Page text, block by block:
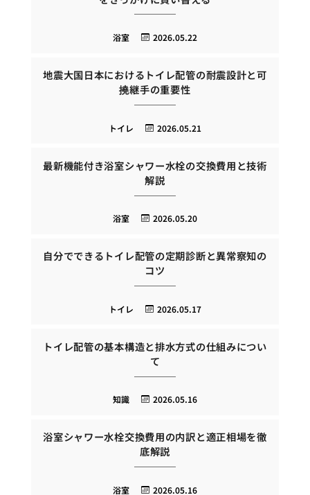
2026.05.22
浴室
地震大国日本におけるトイレ配管の耐震設計と可
撓継手の重要性
2026.05.21
トイレ
最新機能付き浴室シャワー水栓の交換費用と技術
解説
2026.05.20
浴室
自分でできるトイレ配管の定期診断と異常察知の
コツ
2026.05.17
トイレ
トイレ配管の基本構造と排水方式の仕組みについ
て
2026.05.16
知識
浴室シャワー水栓交換費用の内訳と適正相場を徹
底解説
2026.05.16
浴室